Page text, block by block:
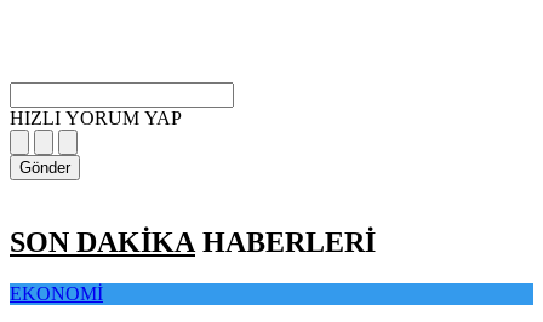
HIZLI YORUM YAP
Gönder
SON DAKİKA HABERLERİ
EKONOMİ